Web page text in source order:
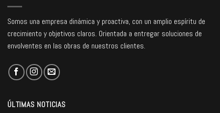
Somos una empresa dinámica y proactiva, con un amplio espíritu de
crecimiento y objetivos claros. Orientada a entregar soluciones de
envolventes en las obras de nuestros clientes.
ÚLTIMAS NOTICIAS